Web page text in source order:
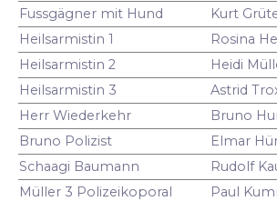
Fussgägner mit Hund
Kurt
Heilsarmistin 1
Rosina
Heilsarmistin 2
Heidi
Heilsarmistin 3
Astrid
Herr Wiederkehr
Bruno
Bruno Polizist
Elmar
Schaagi Baumann
Rudolf
Müller 3 Polizeikoporal
Paul